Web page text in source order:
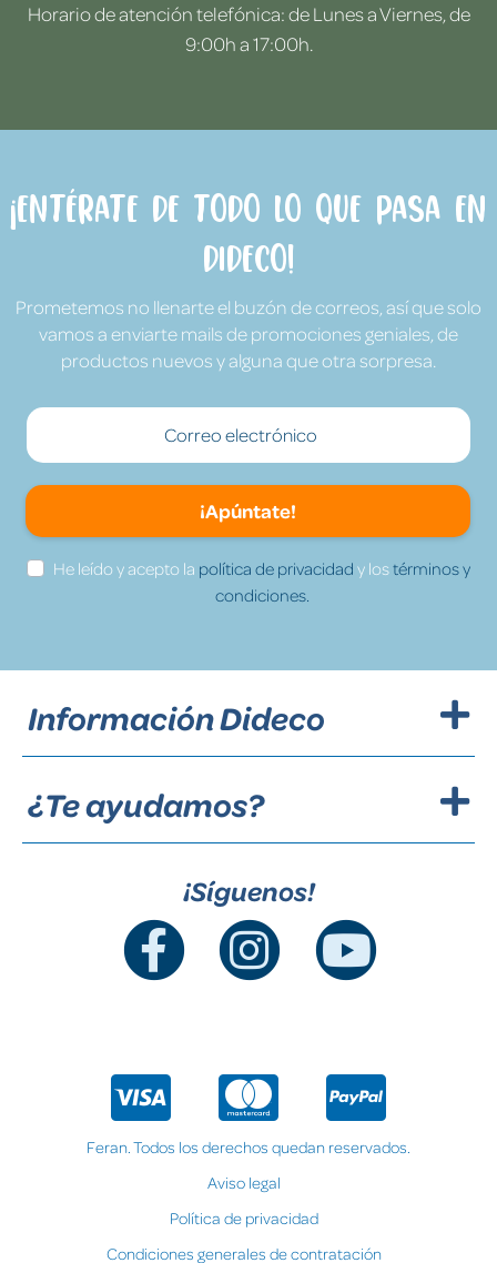
Horario de atención telefónica: de Lunes a Viernes, de
9:00h a 17:00h.
¡Entérate de todo lo que pasa en
Dideco!
Prometemos no llenarte el buzón de correos, así que solo
vamos a enviarte mails de promociones geniales, de
productos nuevos y alguna que otra sorpresa.
¡Apúntate!
He leído y acepto la política de privacidad y lostérminos y
condiciones.
Información Dideco
¿Te ayudamos?
¡Síguenos!
Feran. Todos los derechos quedan reservados.
Aviso legal
Política de privacidad
Condiciones generales de contratación